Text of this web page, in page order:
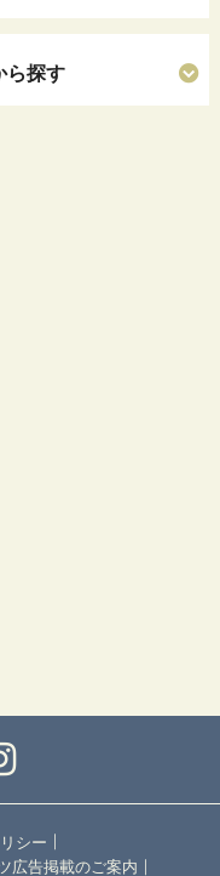
ら探す
シー ｜
広告掲載のご案内 ｜